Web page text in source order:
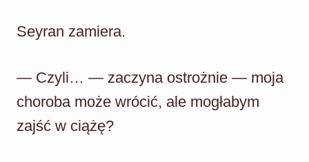
Seyran zamiera.
— Czyli… — zaczyna ostrożnie — moja
choroba może wrócić, ale mogłabym
zajść w ciążę?